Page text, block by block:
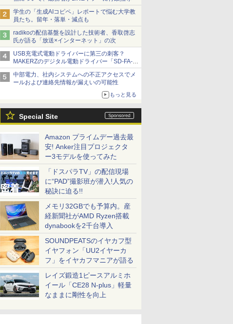
学生の「生成AIコピペ」レポートで悩む大学教
員たち。留年・落単・減点も
radikoの配信基盤を設計した技術者、香取啓志
氏が語る「放送×インターネット」の次
USB充電式電動ドライバーに第三の刺客？
MAKERZのデジタル電動ドライバー「SD-FA-
2000L」を、ベッセル、パナソニックと比較し
てみた 【テレワークグッズ・ミニレビュー 第
165回】
中部電力、社内システムへの不正アクセスでメ
ールおよび連絡先情報が漏えいの可能性
もっと見る
Special Site
Amazon プライムデー過去最
安! Anker注目プロジェクタ
ー3モデルを使ってみた
「ドスパラTV」の配信現場
に“PAD”撮影班が潜入!人気の
秘訣に迫る!!
メモリ32GBでも予算内。産
経新聞社がAMD Ryzen搭載
dynabookを2千台導入
SOUNDPEATSのイヤカフ型
イヤフォン「UU2イヤーカ
フ」をイヤカフマニアが語る
レイズ鍛造1ピースアルミホ
イール「CE28 N-plus」軽量
なままに剛性を向上